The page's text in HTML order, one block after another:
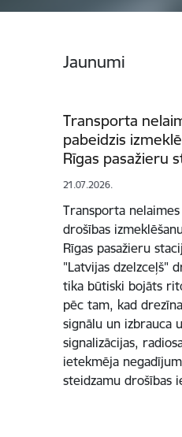
Jaunumi
Transporta
pabeidzis
Rīgas pasažieru
21.07.2026.
Transporta
drošības
Rīgas pasažieru
"Latvijas dzelzceļš"
tika būtiski bojāts
pēc tam, kad
signālu un izbrauca
signalizācijas,
ietekmēja
steidzamu